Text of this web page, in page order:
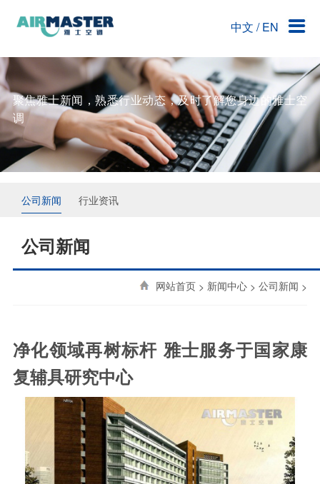
关于雅士空调
公司简介
雅之史
资质荣誉
企业文化
联系雅士
产品中心
主机系列
末端系列
商用系列
自控系列
核心竞争力
技术团队
创意求新
技术优势
工程案例
洁净手术部
洁净厂房
客户服务
联系雅士
中文 / EN
聚焦雅士新闻，熟悉行业动态，及时了解您身边的雅士空
调
公司新闻 行业资讯
公司新闻
网站首页 > 新闻中心 >公司新闻 >
净化领域再树标杆 雅士服务于国家康
复辅具研究中心